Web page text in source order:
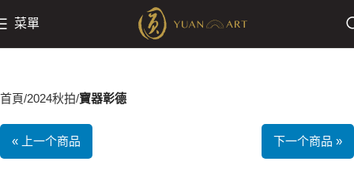
菜單
首頁 2024秋拍 寶器彰德
« 上一个商品 下一个商品 »